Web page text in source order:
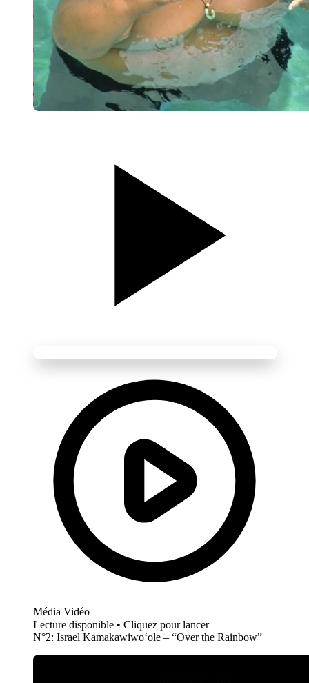
Média Vidéo
Lecture disponible • Cliquez pour lancer
N°2: Israel Kamakawiwoʻole – “Over the Rainbow”